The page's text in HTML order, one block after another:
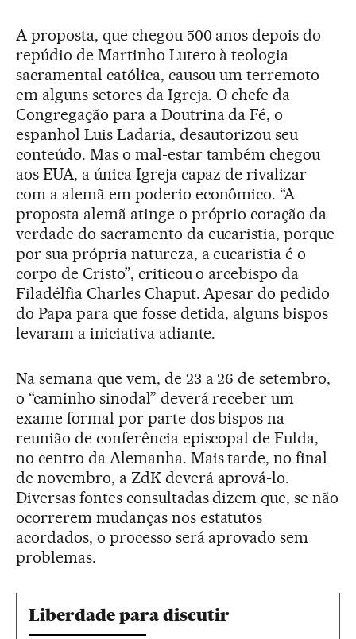
A proposta, que chegou 500 anos depois do
repúdio de Martinho Lutero à teologia
sacramental católica, causou um terremoto
em alguns setores da Igreja. O chefe da
Congregação para a Doutrina da Fé, o
espanhol Luis Ladaria, desautorizou seu
conteúdo. Mas o mal-estar também chegou
aos EUA, a única Igreja capaz de rivalizar
com a alemã em poderio econômico. “A
proposta alemã atinge o próprio coração da
verdade do sacramento da eucaristia, porque
por sua própria natureza, a eucaristia é o
corpo de Cristo”, criticou o arcebispo da
Filadélfia Charles Chaput. Apesar do pedido
do Papa para que fosse detida, alguns bispos
levaram a iniciativa adiante.
Na semana que vem, de 23 a 26 de setembro,
o “caminho sinodal” deverá receber um
exame formal por parte dos bispos na
reunião de conferência episcopal de Fulda,
no centro da Alemanha. Mais tarde, no final
de novembro, a ZdK deverá aprová-lo.
Diversas fontes consultadas dizem que, se não
ocorrerem mudanças nos estatutos
acordados, o processo será aprovado sem
problemas.
Liberdade para discutir